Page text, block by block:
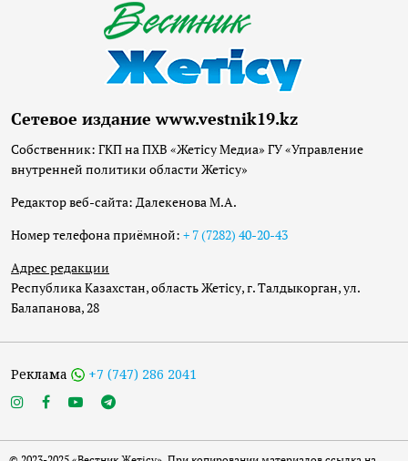
Сетевое издание www.vestnik19.kz
Собственник: ГКП на ПХВ «Жетісу Медиа» ГУ «Управление
внутренней политики области Жетісу»
Редактор веб-сайта: Далекенова М.А.
Номер телефона приёмной: + 7 (7282) 40-20-43
Адрес редакции
Республика Казахстан, область Жетісу, г. Талдыкорган, ул.
Балапанова, 28
Реклама +7 (747) 286 2041